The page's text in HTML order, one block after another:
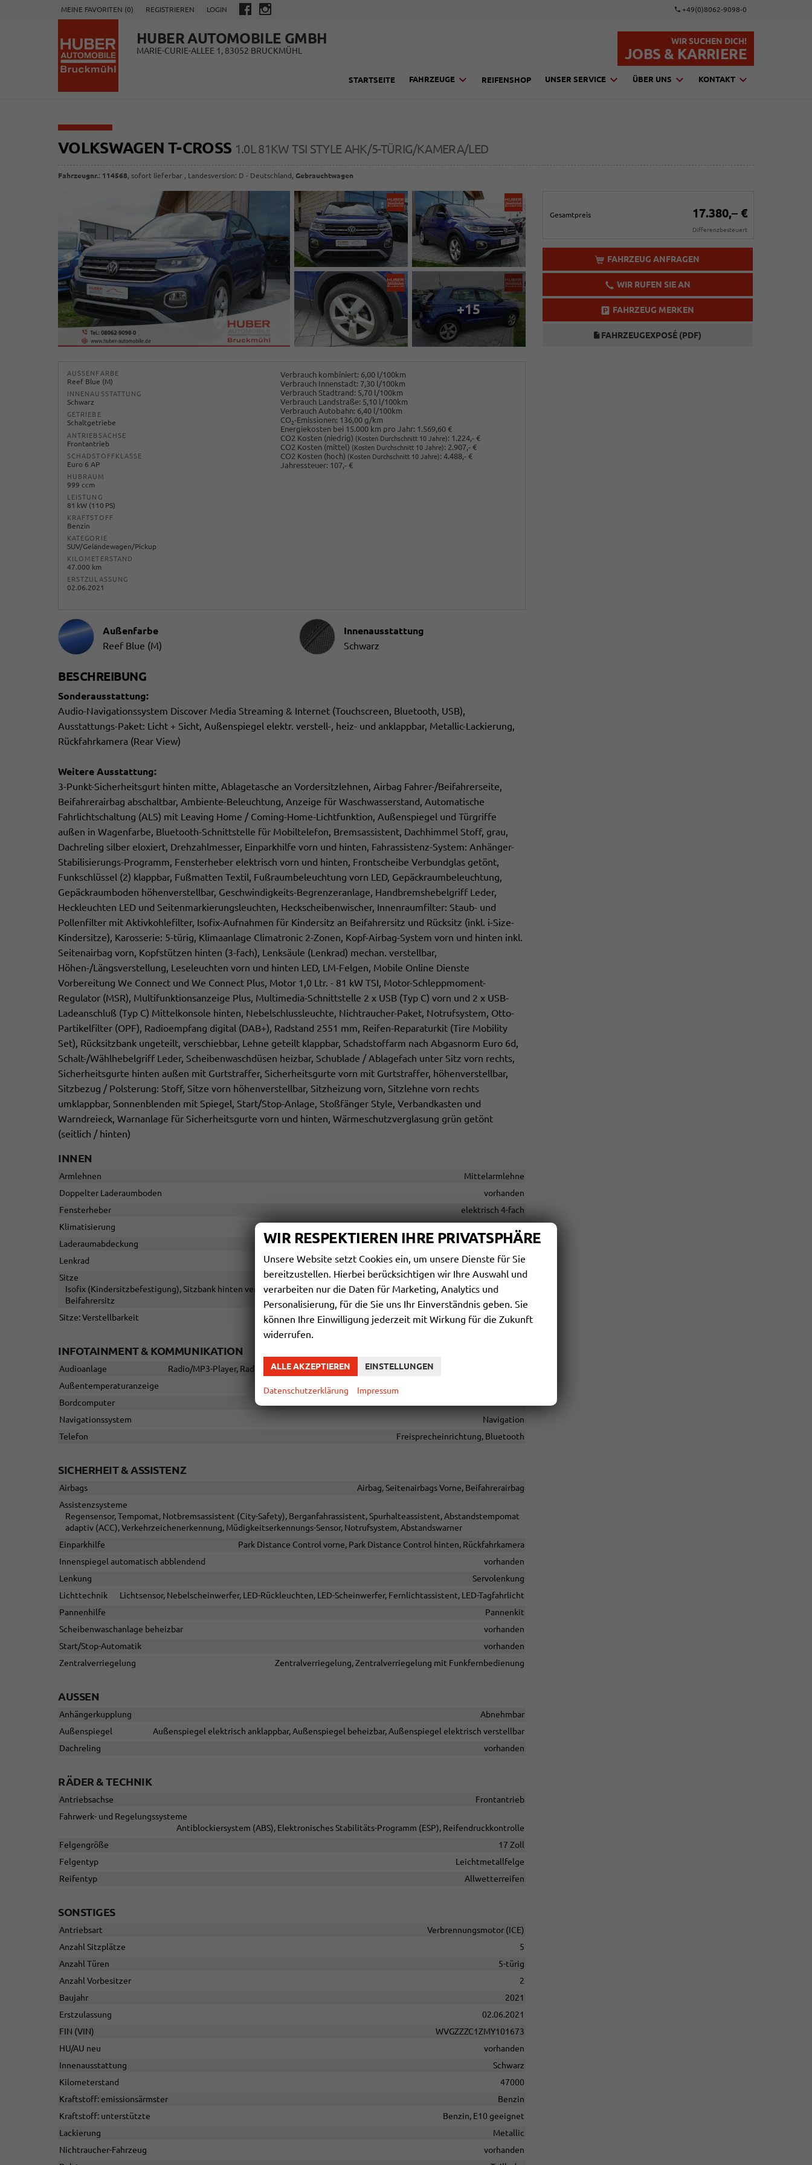
MEINE FAVORITEN (0) REGISTRIEREN LOGIN +49(0)8062-9098-0
HUBER AUTOMOBILE GMBH
MARIE-CURIE-ALLEE 1, 83052 BRUCKMÜHL
WIR SUCHEN DICH!
JOBS & KARRIERE
STARTSEITE FAHRZEUGE REIFENSHOP UNSER SERVICE ÜBER UNS KONTAKT
VOLKSWAGEN T-CROSS 1.0L 81KW TSI STYLE AHK/5-TÜRIG/KAMERA/LED
Fahrzeugnr.: 114568, sofort lieferbar , Landesversion: D - Deutschland, Gebrauchtwagen
Gesamtpreis 17.380,– €
Differenzbesteuert
FAHRZEUG ANFRAGEN
WIR RUFEN SIE AN
FAHRZEUG MERKEN
FAHRZEUGEXPOSÉ (PDF)
+15
AUSSENFARBE
Reef Blue (M)
INNENAUSSTATTUNG
Schwarz
GETRIEBE
Schaltgetriebe
ANTRIEBSACHSE
Frontantrieb
SCHADSTOFFKLASSE
Euro 6 AP
HUBRAUM
999 ccm
LEISTUNG
81 kW (110 PS)
KRAFTSTOFF
Benzin
KATEGORIE
SUV/Geländewagen/Pickup
KILOMETERSTAND
47.000 km
ERSTZULASSUNG
02.06.2021
Verbrauch kombiniert: 6,00 l/100km
Verbrauch Innenstadt: 7,30 l/100km
Verbrauch Stadtrand: 5,70 l/100km
Verbrauch Landstraße: 5,10 l/100km
Verbrauch Autobahn: 6,40 l/100km
CO2-Emissionen: 136,00 g/km
Energiekosten bei 15.000 km pro Jahr: 1.569,60 €
CO2 Kosten (niedrig) (Kosten Durchschnitt 10 Jahre): 1.224,- €
CO2 Kosten (mittel) (Kosten Durchschnitt 10 Jahre): 2.907,- €
CO2 Kosten (hoch) (Kosten Durchschnitt 10 Jahre): 4.488,- €
Jahressteuer: 107,- €
Außenfarbe
Reef Blue (M)
Innenausstattung
Innenausstattung
Schwarz
BESCHREIBUNG
Sonderausstattung:
Audio-Navigationssystem Discover Media Streaming & Internet (Touchscreen, Bluetooth, USB),
Ausstattungs-Paket: Licht + Sicht, Außenspiegel elektr. verstell-, heiz- und anklappbar, Metallic-Lackierung,
Rückfahrkamera (Rear View)
Weitere Ausstattung:
3-Punkt-Sicherheitsgurt hinten mitte, Ablagetasche an Vordersitzlehnen, Airbag Fahrer-/Beifahrerseite,
Beifahrerairbag abschaltbar, Ambiente-Beleuchtung, Anzeige für Waschwasserstand, Automatische
Fahrlichtschaltung (ALS) mit Leaving Home / Coming-Home-Lichtfunktion, Außenspiegel und Türgriffe
außen in Wagenfarbe, Bluetooth-Schnittstelle für Mobiltelefon, Bremsassistent, Dachhimmel Stoff, grau,
Dachreling silber eloxiert, Drehzahlmesser, Einparkhilfe vorn und hinten, Fahrassistenz-System: Anhänger-
Stabilisierungs-Programm, Fensterheber elektrisch vorn und hinten, Frontscheibe Verbundglas getönt,
Funkschlüssel (2) klappbar, Fußmatten Textil, Fußraumbeleuchtung vorn LED, Gepäckraumbeleuchtung,
Gepäckraumboden höhenverstellbar, Geschwindigkeits-Begrenzeranlage, Handbremshebelgriff Leder,
Heckleuchten LED und Seitenmarkierungsleuchten, Heckscheibenwischer, Innenraumfilter: Staub- und
Pollenfilter mit Aktivkohlefilter, Isofix-Aufnahmen für Kindersitz an Beifahrersitz und Rücksitz (inkl. i-Size-
Kindersitze), Karosserie: 5-türig, Klimaanlage Climatronic 2-Zonen, Kopf-Airbag-System vorn und hinten inkl.
Seitenairbag vorn, Kopfstützen hinten (3-fach), Lenksäule (Lenkrad) mechan. verstellbar,
Höhen-/Längsverstellung, Leseleuchten vorn und hinten LED, LM-Felgen, Mobile Online Dienste
Vorbereitung We Connect und We Connect Plus, Motor 1,0 Ltr. - 81 kW TSI, Motor-Schleppmoment-
Regulator (MSR), Multifunktionsanzeige Plus, Multimedia-Schnittstelle 2 x USB (Typ C) vorn und 2 x USB-
Ladeanschluß (Typ C) Mittelkonsole hinten, Nebelschlussleuchte, Nichtraucher-Paket, Notrufsystem, Otto-
Partikelfilter (OPF), Radioempfang digital (DAB+), Radstand 2551 mm, Reifen-Reparaturkit (Tire Mobility
Set), Rücksitzbank ungeteilt, verschiebbar, Lehne geteilt klappbar, Schadstoffarm nach Abgasnorm Euro 6d,
Schalt-/Wählhebelgriff Leder, Scheibenwaschdüsen heizbar, Schublade / Ablagefach unter Sitz vorn rechts,
Sicherheitsgurte hinten außen mit Gurtstraffer, Sicherheitsgurte vorn mit Gurtstraffer, höhenverstellbar,
Sitzbezug / Polsterung: Stoff, Sitze vorn höhenverstellbar, Sitzheizung vorn, Sitzlehne vorn rechts
umklappbar, Sonnenblenden mit Spiegel, Start/Stop-Anlage, Stoßfänger Style, Verbandkasten und
Warndreieck, Warnanlage für Sicherheitsgurte vorn und hinten, Wärmeschutzverglasung grün getönt
(seitlich / hinten)
INNEN
Armlehnen
Mittelarmlehne
Doppelter Laderaumboden
vorhanden
Fensterheber
elektrisch 4-fach
Klimatisierung
Laderaumabdeckung
vorhanden
Lenkrad
in Leder, höhenverstellbar, mit Multifunktionen
Sitze
Isofix (Kindersitzbefestigung), Sitzbank hinten verschiebbar, Rücksitzbank hinten geteilt, Sitzheizung, Umklappbarer
Beifahrersitz
Sitze: Verstellbarkeit
Höhenverstellbarer Fahrer- und Beifahrersitz
INFOTAINMENT & KOMMUNIKATION
Audioanlage
Radio/MP3-Player, Radio, Schnittstelle MP3, Schnittstelle USB, Digitalradio DAB, Touchscreen
Außentemperaturanzeige
Bordcomputer
Navigationssystem
Navigation
Telefon
Freisprecheinrichtung, Bluetooth
SICHERHEIT & ASSISTENZ
Airbags
Airbag, Seitenairbags Vorne, Beifahrerairbag
Assistenzsysteme
Regensensor, Tempomat, Notbremsassistent (City-Safety), Berganfahrassistent, Spurhalteassistent, Abstandstempomat
adaptiv (ACC), Verkehrzeichenerkennung, Müdigkeitserkennungs-Sensor, Notrufsystem, Abstandswarner
Einparkhilfe
Park Distance Control vorne, Park Distance Control hinten, Rückfahrkamera
Innenspiegel automatisch abblendend
vorhanden
Lenkung
Servolenkung
Lichttechnik
Lichtsensor, Nebelscheinwerfer, LED-Rückleuchten, LED-Scheinwerfer, Fernlichtassistent, LED-Tagfahrlicht
Pannenhilfe
Pannenkit
Scheibenwaschanlage beheizbar
vorhanden
Start/Stop-Automatik
vorhanden
Zentralverriegelung
Zentralverriegelung, Zentralverriegelung mit Funkfernbedienung
AUSSEN
Anhängerkupplung
Abnehmbar
Außenspiegel
Außenspiegel elektrisch anklappbar, Außenspiegel beheizbar, Außenspiegel elektrisch verstellbar
Dachreling
vorhanden
RÄDER & TECHNIK
Antriebsachse
Frontantrieb
Fahrwerk- und Regelungssysteme
Antiblockiersystem (ABS), Elektronisches Stabilitäts-Programm (ESP), Reifendruckkontrolle
Felgengröße
17 Zoll
Felgentyp
Leichtmetallfelge
Reifentyp
Allwetterreifen
SONSTIGES
Antriebsart
Verbrennungsmotor (ICE)
Anzahl Sitzplätze
5
Anzahl Türen
5-türig
Anzahl Vorbesitzer
2
Baujahr
2021
Erstzulassung
02.06.2021
FIN (VIN)
WVGZZZC1ZMY101673
HU/AU neu
vorhanden
Innenausstattung
Schwarz
Kilometerstand
47000
Kraftstoff: emissionsärmster
Benzin
Kraftstoff: unterstützte
Benzin, E10 geeignet
Lackierung
Metallic
Nichtraucher-Fahrzeug
vorhanden
WIR RESPEKTIEREN IHRE PRIVATSPHÄRE
Unsere Website setzt Cookies ein, um unsere Dienste für Sie
bereitzustellen. Hierbei berücksichtigen wir Ihre Auswahl und
verarbeiten nur die Daten für Marketing, Analytics und
Personalisierung, für die Sie uns Ihr Einverständnis geben. Sie
können Ihre Einwilligung jederzeit mit Wirkung für die Zukunft
widerrufen.
ALLE AKZEPTIEREN EINSTELLUNGEN
Datenschutzerklärung Impressum